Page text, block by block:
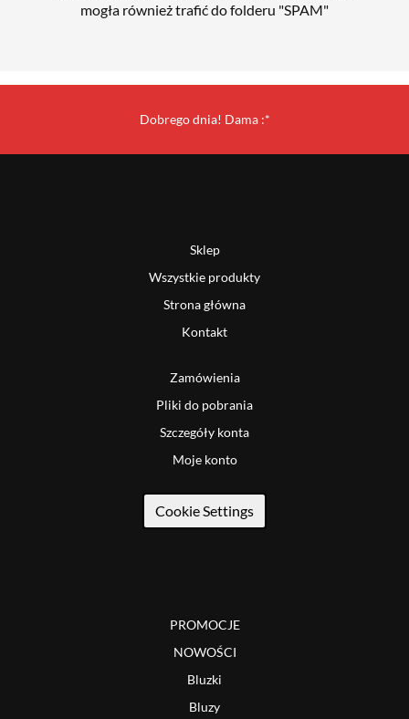
mogła również trafić do folderu "SPAM"
Dobrego dnia! Dama :*
Sklep
Wszystkie produkty
Strona główna
Kontakt
Zamówienia
Pliki do pobrania
Szczegóły konta
Moje konto
Cookie Settings
PROMOCJE
NOWOŚCI
Bluzki
Bluzy